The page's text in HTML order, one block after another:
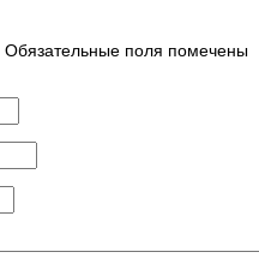
Обязательные поля помечены